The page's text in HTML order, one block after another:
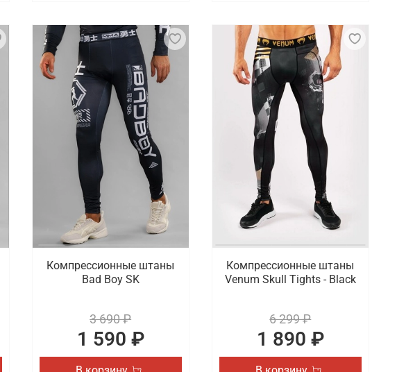
Компрессионные штаны
Bad Boy SK
3 690 ₽
1 590 ₽
Компрессионные штаны
Venum Skull Tights - Black
6 299 ₽
1 890 ₽